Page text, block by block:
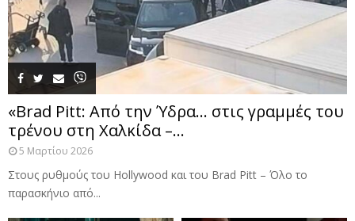
«Brad Pitt: Από την Ύδρα… στις γραμμές του
τρένου στη Χαλκίδα –...
5 Μαρτίου 2026
Στους ρυθμούς του Hollywood και του Brad Pitt – Όλο το
παρασκήνιο από...